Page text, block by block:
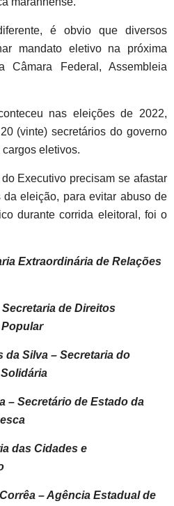
é obvio que diversos
mandato eletivo na próxima
Câmara Federal, Assembleia
nas eleições de 2022,
(vinte) secretários do governo
eletivos.
Executivo precisam se afastar
eleição, para evitar abuso de
durante corrida eleitoral, foi o
Extraordinária de Relações
de Direitos
da Silva – Secretaria do
– Secretário de Estado da
das Cidades e
– Agência Estadual de